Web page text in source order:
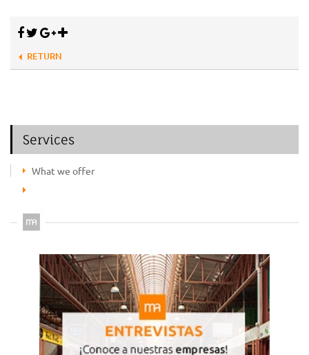
RETURN
Services
What we offer